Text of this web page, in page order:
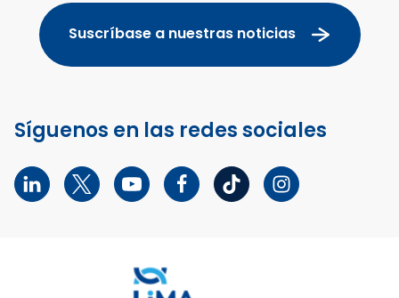
Suscríbase a nuestras noticias
Síguenos en las redes sociales